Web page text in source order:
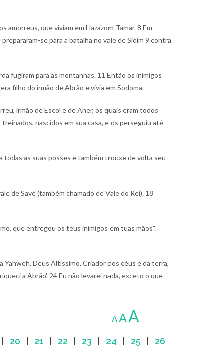
que viviam em Hazazom-Tamar.8 Em
se para a batalha no vale de Sidim 9 contra
fugiram para as montanhas. 11 Então os inimigos
filho do irmão de Abrão e vivia em Sodoma.
irmão de Escol e de Aner, os quais eram todos
nascidos em sua casa, e os perseguiu até
todas as suas posses e também trouxe de volta seu
de Savé (também chamado de Vale do Rei). 18
que entregou os teus inimigos em tuas mãos".
Yahweh, Deus Altíssimo, Criador dos céus e da terra,
a Abrão'. 24 Eu não levarei nada, exceto o que
AAA
20 21 22 23 24 25 26